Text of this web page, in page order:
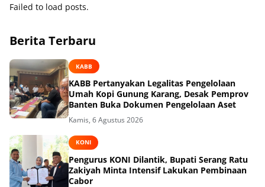
Failed to load posts.
Berita Terbaru
KABB
KABB Pertanyakan Legalitas Pengelolaan
Umah Kopi Gunung Karang, Desak Pemprov
Banten Buka Dokumen Pengelolaan Aset
Kamis, 6 Agustus 2026
KONI
Pengurus KONI Dilantik, Bupati Serang Ratu
Zakiyah Minta Intensif Lakukan Pembinaan
Cabor